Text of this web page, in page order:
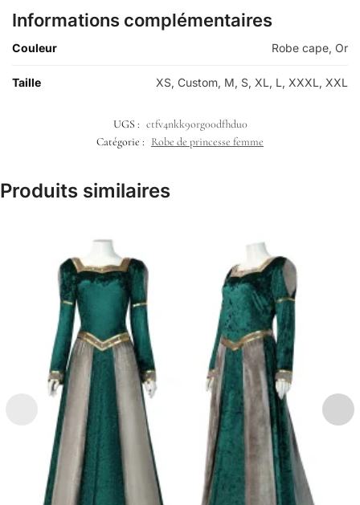
Informations complémentaires
Couleur Robe cape, Or
Taille XS, Custom, M, S, XL, L, XXXL, XXL
UGS : ctfv4nkk9org00dfhdu0
Catégorie : Robe de princesse femme
Produits similaires